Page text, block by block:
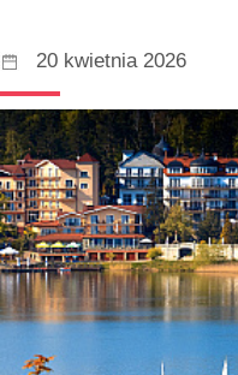
20 kwietnia 2026